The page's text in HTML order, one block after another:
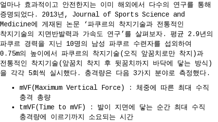
얼마나 효과적이고 안전한지는 이미 해외에서 다수의 연구를 통해
증명되었다. 2013년, Journal of Sports Science and
Medicine에 게재된 논문 ‘파쿠르의 착지기술과 전통적인
착지기술의 지면반발력과 가속도 연구’를 살펴보자. 평균 2.9년의
파쿠르 경력을 지닌 10명의 남성 파쿠르 수련자를 섭외하여
0.75m의 높이에서 파쿠르의 착지기술(오직 앞꿈치로만 착지)과
전통적인 착지기술(앞꿈치 착지 후 뒷꿈치까지 바닥에 닿는 방식)
을 각각 5회씩 실시했다. 충격량은 다음 3가지 분야로 측정했다.
mVF(Maximum Vertical Force) : 체중에 따른 최대 수직
충격 총량
tmVF(Time to mVF) : 발이 지면에 닿는 순간 최대 수직
충격량에 이르기까지 소요되는 시간